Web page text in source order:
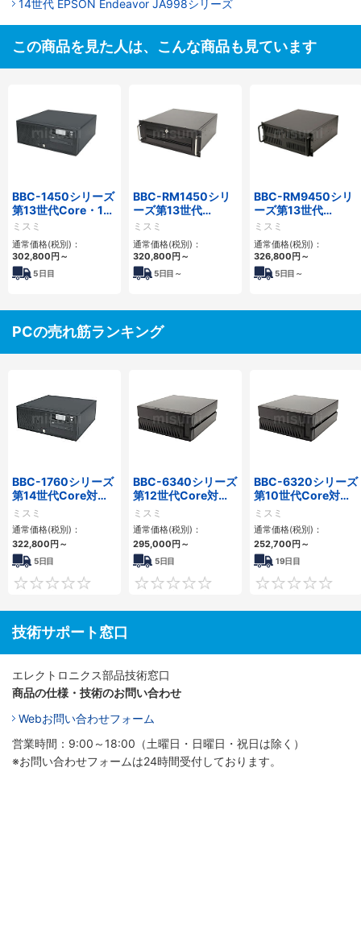
14世代 EPSON Endeavor JA998シリーズ
この商品を見た人は、こんな商品も見ています
BBC-1450シリーズ
第13世代Core・12
世代Celeron対応小
型フロアマウント
4PCIe
ミスミ
通常価格(税別)：
302,800円～
5日目
BBC-RM1450シリ
ーズ第13世代
Core・12世代
Celeron対応ラック
マウント4PCIe
ミスミ
通常価格(税別)：
320,800円～
5日目～
BBC-RM9450シリ
ーズ第13世代
Core・12世代
Celeron対応ラック
マウント4PCIe
ミスミ
通常価格(税別)：
326,800円～
5日目～
PCの売れ筋ランキング
BBC-1760シリーズ
第14世代Core対応
小型フロアマウント
3PCIe
ミスミ
通常価格(税別)：
322,800円～
5日目
0
BBC-6340シリーズ
第12世代Core対応
小型フロアマウント
PC2PCI/2PCIe
ミスミ
通常価格(税別)：
295,000円～
5日目
0
BBC-6320シリーズ
第10世代Core対応
小型フロアマウント
FAPC 2PCI・2PCIe
ミスミ
通常価格(税別)：
252,700円～
19日目
技術サポート窓口
エレクトロニクス部品技術窓口
商品の仕様・技術のお問い合わせ
Webお問い合わせフォーム
営業時間：9:00～18:00（土曜日・日曜日・祝日は除く）
※お問い合わせフォームは24時間受付しております。